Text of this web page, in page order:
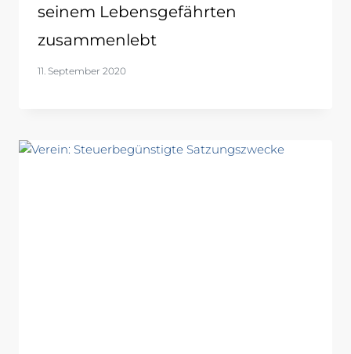
seinem Lebensgefährten
zusammenlebt
11. September 2020